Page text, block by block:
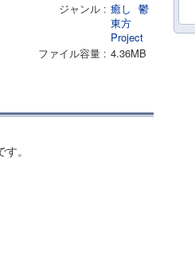
ジャンル
癒し 鬱
東方
Project
ファイル容量
4.36MB
。